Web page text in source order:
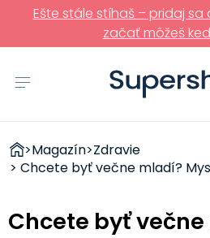
Ešte stále stíhaš – pridaj sa
začať môžeš
ZDRAVÉ
RÝCHLOVKY
>Magazín>Zdravie
> Chcete byť večne mladí?
Chcete byť